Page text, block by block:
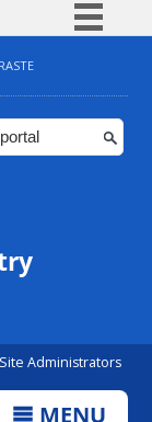
BR
Site Administrators
MENU